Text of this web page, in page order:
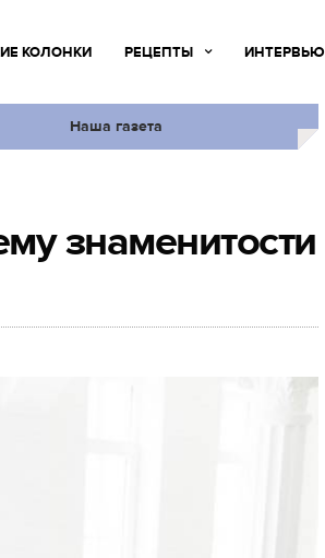
КОЛОНКИ РЕЦЕПТЫ ИНТЕРВЬЮ
Наша газета
знаменитости